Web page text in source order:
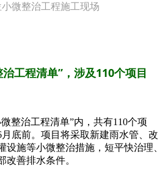
微整治工程施工现场
工程清单”， 涉及110个项目
整治工程清单”内，共有110个项
月底前。项目将采取新建雨水管、改
设施等小微整治措施，短平快治理、
改善排水条件。